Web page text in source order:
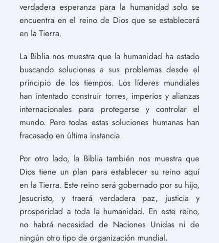
verdadera esperanza para la humanidad solo se
encuentra en el reino de Dios que se establecerá
en la Tierra.
La Biblia nos muestra que la humanidad ha estado
buscando soluciones a sus problemas desde el
principio de los tiempos. Los líderes mundiales
han intentado construir torres, imperios y alianzas
internacionales para protegerse y controlar el
mundo. Pero todas estas soluciones humanas han
fracasado en última instancia.
Por otro lado, la Biblia también nos muestra que
Dios tiene un plan para establecer su reino aquí
en la Tierra. Este reino será gobernado por su hijo,
Jesucristo, y traerá verdadera paz, justicia y
prosperidad a toda la humanidad. En este reino,
no habrá necesidad de Naciones Unidas ni de
ningún otro tipo de organización mundial.